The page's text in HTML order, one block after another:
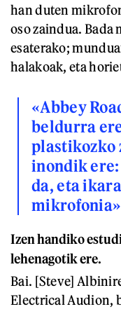
han duten
oso zaindua.
esaterako;
halakoak, eta
«Abbey
beldurra
plastikozko
inondik
da, eta
mikrofonia»
Izen handiko
lehenagotik ere.
Bai. [Steve]
Electrical Audion,